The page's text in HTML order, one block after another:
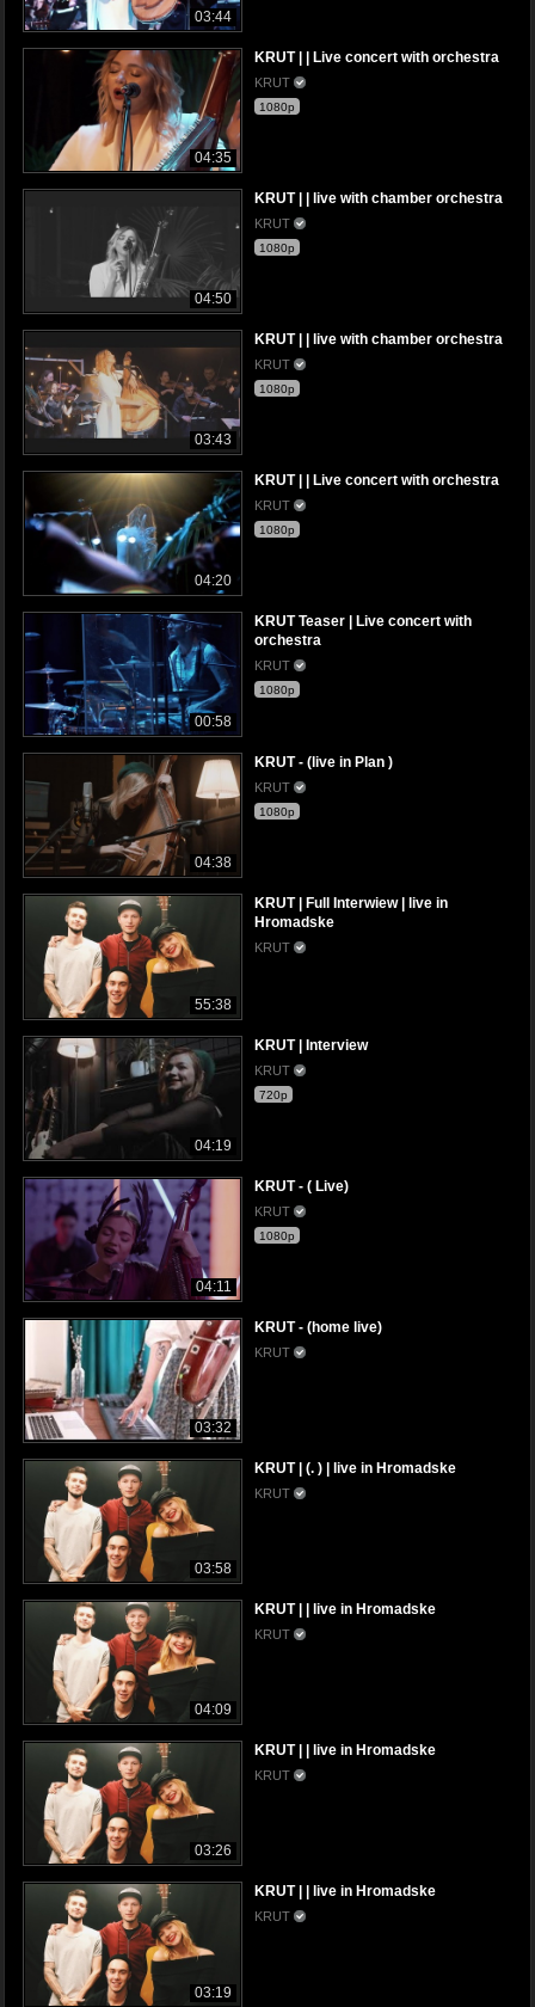
03:44
04:35
KRUT | | Live concert with orchestra
KRUT
1080p
04:50
KRUT | | live with chamber orchestra
KRUT
1080p
03:43
KRUT | | live with chamber orchestra
KRUT
1080p
04:20
KRUT | | Live concert with orchestra
KRUT
1080p
00:58
KRUT Teaser | Live concert with
orchestra
KRUT
1080p
04:38
KRUT - (live in Plan )
KRUT
1080p
55:38
KRUT | Full Interwiew | live in
Hromadske
KRUT
04:19
KRUT | Interview
KRUT
720p
04:11
KRUT - ( Live)
KRUT
1080p
03:32
KRUT - (home live)
KRUT
03:58
KRUT | (. ) | live in Hromadske
KRUT
04:09
KRUT | | live in Hromadske
KRUT
03:26
KRUT | | live in Hromadske
KRUT
03:19
KRUT | | live in Hromadske
KRUT